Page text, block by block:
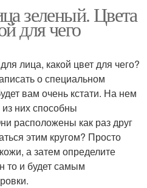
зеленый. Цвета
для чего
лица, какой цвет для чего?
о специальном
вам очень кстати. На нем
них способны
расположены как раз друг
этим кругом? Просто
а затем определите
то и будет самым